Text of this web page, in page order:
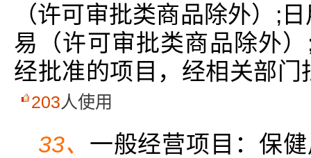
（许可审批类商品除外）;
易（许可审批类商品除外
经批准的项目，经相关部
203人使用
33、 一般经营项目：保